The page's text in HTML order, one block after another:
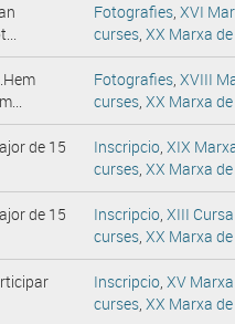
Fotografies, XVI
curses, XX Marxa de
Fotografies, XVIII
curses, XX Marxa de
de 15
Inscripcio, XIX
curses, XX Marxa de
de 15
Inscripcio, XIII
curses, XX Marxa de
Inscripcio, XV
curses, XX Marxa de